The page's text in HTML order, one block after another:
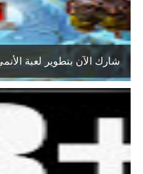
شارك الآن بتطوير لعبة